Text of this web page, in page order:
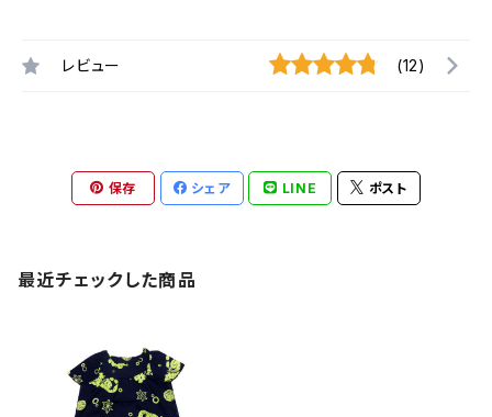
レビュー (12)
保存 シェア LINE ポスト
最近チェックした商品